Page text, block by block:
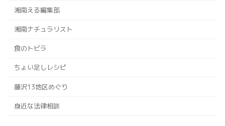
湘南える編集部
湘南ナチュラリスト
食のトビラ
ちょい足しレシピ
藤沢13地区めぐり
身近な法律相談